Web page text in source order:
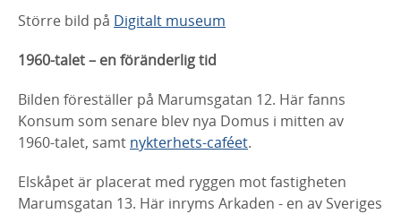
Större bild på Digitalt museum
1960-talet – en föränderlig tid
Bilden föreställer på Marumsgatan 12. Här fanns
Konsum som senare blev nya Domus i mitten av
1960-talet, samt nykterhets-caféet.
Elskåpet är placerat med ryggen mot fastigheten
Marumsgatan 13. Här inryms Arkaden - en av Sveriges